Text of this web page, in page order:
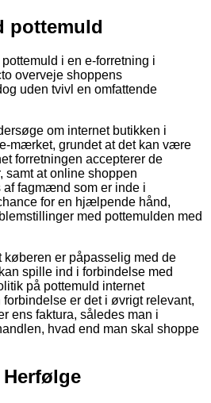
pottemuld
i en e-forretning i
overveje shoppens
uden tvivl en omfattende
om internet butikken i
mærket, grundet at det kan være
forretningen accepterer de
at online shoppen
fagmænd som er inde i
for en hjælpende hånd,
med pottemulden med
køberen er påpasselig med de
spille ind i forbindelse med
på pottemuld internet
er det i øvrigt relevant,
ens faktura, således man i
hvad end man skal shoppe